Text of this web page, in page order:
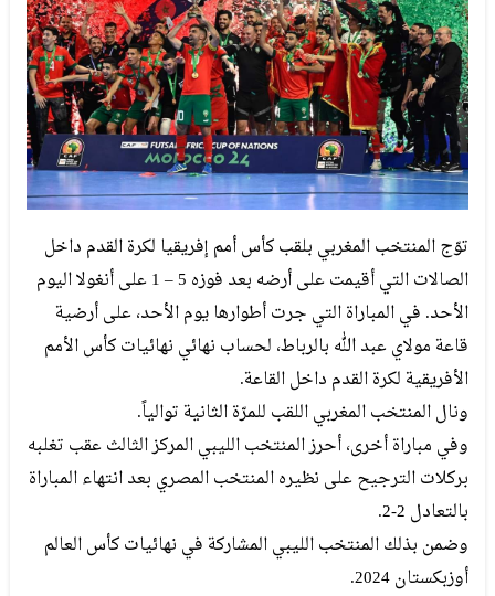
توّج المنتخب المغربي بلقب كأس أمم إفريقيا لكرة القدم داخل
الصالات التي أقيمت على أرضه بعد فوزه 5 – 1 على أنغولا اليوم
الأحد. في المباراة التي جرت أطوارها يوم الأحد، على أرضية
قاعة مولاي عبد الله بالرباط، لحساب نهائي نهائيات كأس الأمم
الأفريقية لكرة القدم داخل القاعة.
ونال المنتخب المغربي اللقب للمرّة الثانية توالياً.
وفي مباراة أخرى، أحرز المنتخب الليبي المركز الثالث عقب تغلبه
بركلات الترجيح على نظيره المنتخب المصري بعد انتهاء المباراة
بالتعادل 2-2.
وضمن بذلك المنتخب الليبي المشاركة في نهائيات كأس العالم
أوزبكستان 2024.